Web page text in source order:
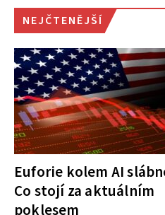
NEJČTENĚJŠÍ
Euforie kolem AI
Co stojí za aktuálním
poklesem